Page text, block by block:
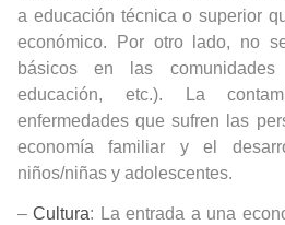
a educación técnica o superior
económico. Por otro lado, no
básicos en las
educación, etc.). La
enfermedades que sufren las
economía familiar y el
niños/niñas y adolescentes.
–Cultura: La entrada a una